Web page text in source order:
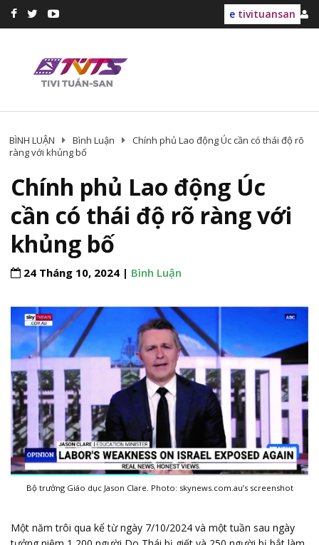
e tivituansan
BÌNH LUẬN Bình Luận
Chính phủ Lao động Úc cần có thái độ rõ
ràng với khủng bố
Chính phủ Lao động Úc
cần có thái độ rõ ràng với
khủng bố
24 Tháng 10, 2024 | Bình Luận
Bộ trưởng Giáo dục Jason Clare. Photo: skynews.com.au’s screenshot
Một năm trôi qua kể từ ngày 7/10/2024 và một tuần sau ngày